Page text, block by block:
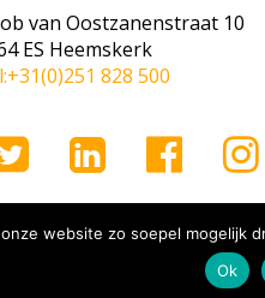
van Oostzanenstraat 10
ES Heemskerk
828 500
website zo soepel
Ok